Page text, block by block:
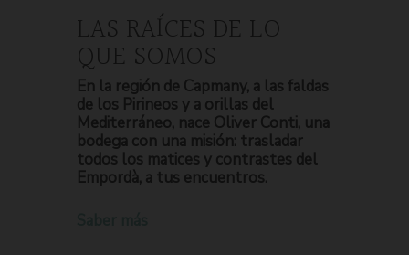
LAS RAÍCES DE LO
QUE SOMOS
En la región de Capmany, a las faldas
de los Pirineos y a orillas del
Mediterráneo, nace Oliver Conti, una
bodega con una misión: trasladar
todos los matices y contrastes del
Empordà, a tus encuentros.